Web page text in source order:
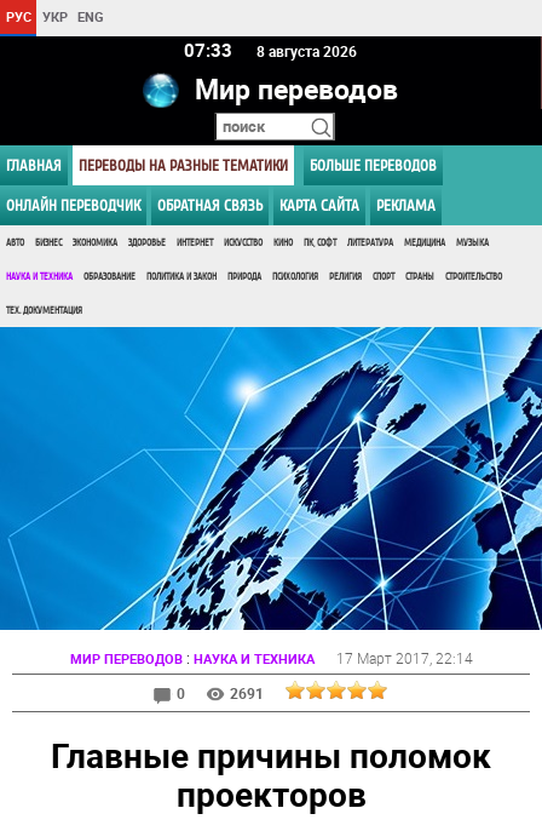
РУС УКР ENG
07 33 8 августа 2026
Мир переводов
ГЛАВНАЯ ПЕРЕВОДЫ НА РАЗНЫЕ ТЕМАТИКИ БОЛЬШЕ ПЕРЕВОДОВ
ОНЛАЙН ПЕРЕВОДЧИК ОБРАТНАЯ СВЯЗЬ КАРТА САЙТА РЕКЛАМА
АВТО БИЗНЕС ЭКОНОМИКА ЗДОРОВЬЕ ИНТЕРНЕТ ИСКУССТВО КИНО ПК, СОФТ ЛИТЕРАТУРА МЕДИЦИНА МУЗЫКА
НАУКА И ТЕХНИКА ОБРАЗОВАНИЕ ПОЛИТИКА И ЗАКОН ПРИРОДА ПСИХОЛОГИЯ РЕЛИГИЯ СПОРТ СТРАНЫ СТРОИТЕЛЬСТВО
ТЕХ. ДОКУМЕНТАЦИЯ
МИР ПЕРЕВОДОВ: НАУКА И ТЕХНИКА 17 Март 2017 , 22:14
0
2691
Главные причины поломок
проекторов